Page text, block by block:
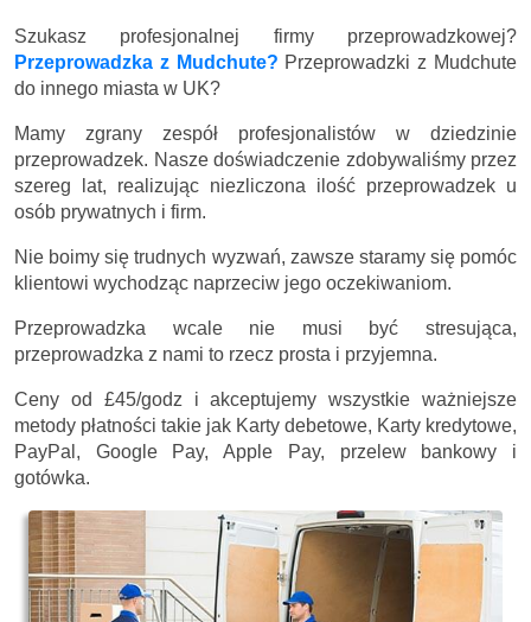
Szukasz profesjonalnej firmy przeprowadzkowej?
Przeprowadzka z Mudchute? Przeprowadzki z Mudchute
do innego miasta w UK?
Mamy zgrany zespół profesjonalistów w dziedzinie
przeprowadzek. Nasze doświadczenie zdobywaliśmy przez
szereg lat, realizując niezliczona ilość przeprowadzek u
osób prywatnych i firm.
Nie boimy się trudnych wyzwań, zawsze staramy się pomóc
klientowi wychodząc naprzeciw jego oczekiwaniom.
Przeprowadzka wcale nie musi być stresująca,
przeprowadzka z nami to rzecz prosta i przyjemna.
Ceny od £45/godz i akceptujemy wszystkie ważniejsze
metody płatności takie jak Karty debetowe, Karty kredytowe,
PayPal, Google Pay, Apple Pay, przelew bankowy i
gotówka.